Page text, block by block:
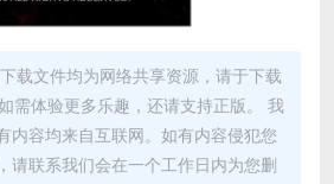
载文件均为网络共享资源，请于下载
需体验更多乐趣，还请支持正版。 我
内容均来自互联网。如有内容侵犯您
请联系我们会在一个工作日内为您删